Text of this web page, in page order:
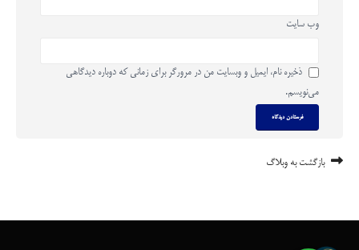
وب‌ سایت
ذخیره نام، ایمیل و وبسایت من در مرورگر برای زمانی که دوباره دیدگاهی
می‌نویسم.
بازگشت به وبلاگ